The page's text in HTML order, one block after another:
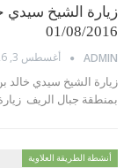
زيارة الشيخ
01/08/2016
ADMIN أغسطس 3, 2026
بمنطقة جبال الريف
أنشطة الطريقة العلاوية